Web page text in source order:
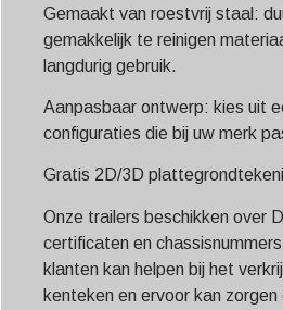
Gemaakt van roestvrij staal:
gemakkelijk te reinigen
langdurig gebruik.
Aanpasbaar ontwerp: kies uit
configuraties die bij uw merk
Gratis 2D/3D
Onze trailers beschikken over
certificaten en
klanten kan helpen bij het
kenteken en ervoor kan